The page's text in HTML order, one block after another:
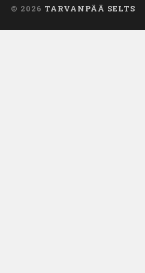
© 2026 TARVANPÄÄ SELTS